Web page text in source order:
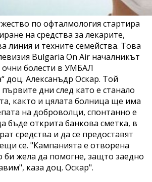
по офталмология стартира
на средства за лекарите,
линия и техните семейства. Това
Bulgaria On Air началникът
очни болести в УМБАЛ
доц. Алексанъдр Оскар. Той
дни след като е станало
както и цялата болница ще има
на доброволци, спонтанно е
бъде открита банкова сметка, в
средства и да се предоставят
се. "Кампанията е отворена
би жела да помогне, защто заедно
каза доц. Оскар".